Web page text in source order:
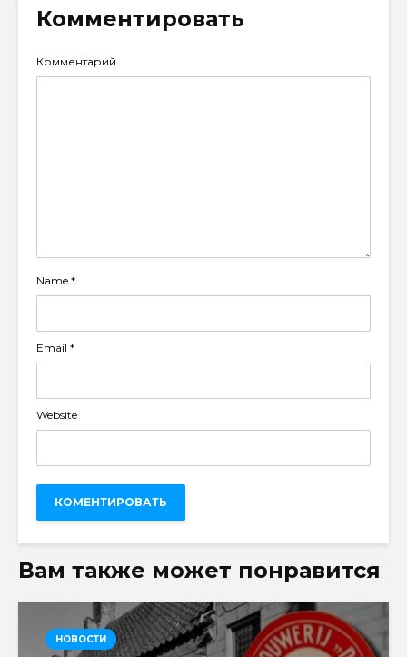
Комментировать
Комментарий
Name *
Email *
Website
Вам также может понравится
НОВОСТИ